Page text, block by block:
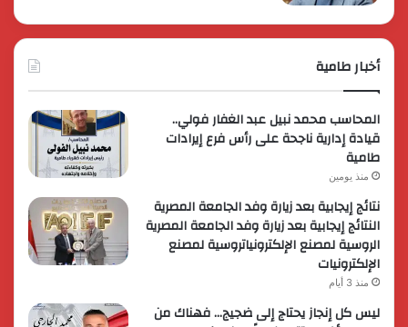
أخبار طامية
المحاسب محمد نبيل عبد الغفار فولي..
قيادة إدارية ناجحة على رأس فرع إيرادات
طامية
منذ يومين
نتائج إيجابية بعد زيارة وفد الجامعة المصرية
النتائج إيجابية بعد زيارة وفد الجامعة المصرية
الروسية لمصنع الإلكترونياتروسية لمصنع
الإلكترونيات
منذ 3 أيام
ليس كل إنجاز يحتاج إلى ضجيج… فهناك من